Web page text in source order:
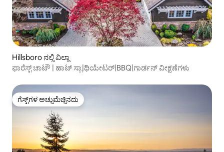
Hillsboro ನಲ್ಲಿ ವಿಲ್ಲಾ
ಫಾರೆಸ್ಟ್ ಚಾಟೌ | ಹಾಟ್ ಸ್ಪಾ|ಥಿಯೇಟರ್|BBQ|ಗಾರ್ಡನ್ ವೀಕ್ಷಣೆಗಳು
ಗೆಸ್ಟ್‌ಗಳ ಅಚ್ಚುಮೆಚ್ಚಿನದು
ಗೆಸ್ಟ್‌ಗಳ ಅಚ್ಚುಮೆಚ್ಚಿನದು